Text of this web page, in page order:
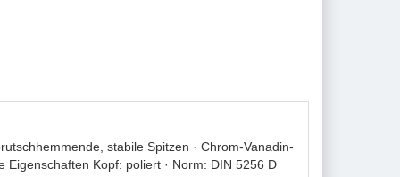
stabile Spitzen · Chrom-Vanadin-
Kopf: poliert · Norm: DIN 5256 D